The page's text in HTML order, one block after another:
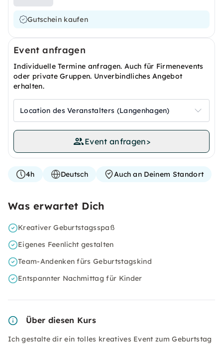
Gutschein kaufen
Event anfragen
Individuelle Termine anfragen. Auch für Firmenevents
oder private Gruppen. Unverbindliches Angebot
erhalten.
Location des Veranstalters (Langenhagen)
Event anfragen>
4h Deutsch Auch an Deinem Standort
Was erwartet Dich
Kreativer Geburtstagsspaß
Eigenes Feenlicht gestalten
Team-Andenken fürs Geburtstagskind
Entspannter Nachmittag für Kinder
Über diesen Kurs
Ich gestalte dir ein tolles kreatives Event zum Geburtstag